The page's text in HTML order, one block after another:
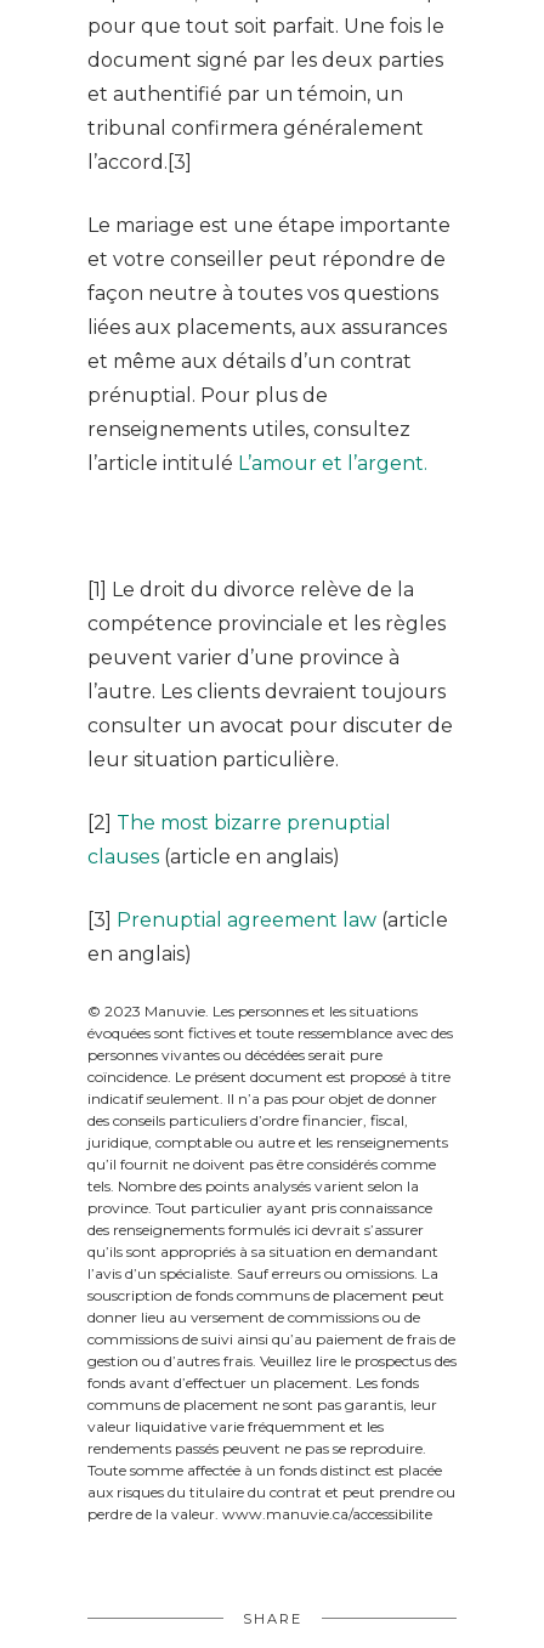
pour que tout soit parfait. Une fois le
document signé par les deux parties
et authentifié par un témoin, un
tribunal confirmera généralement
l’accord.[3]
Le mariage est une étape importante
et votre conseiller peut répondre de
façon neutre à toutes vos questions
liées aux placements, aux assurances
et même aux détails d’un contrat
prénuptial. Pour plus de
renseignements utiles, consultez
l’article intitulé L’amour et l’argent.
[1] Le droit du divorce relève de la
compétence provinciale et les règles
peuvent varier d’une province à
l’autre. Les clients devraient toujours
consulter un avocat pour discuter de
leur situation particulière.
[2] The most bizarre prenuptial
clauses (article en anglais)
[3] Prenuptial agreement law (article
en anglais)
© 2023 Manuvie. Les personnes et les situations
évoquées sont fictives et toute ressemblance avec des
personnes vivantes ou décédées serait pure
coïncidence. Le présent document est proposé à titre
indicatif seulement. Il n’a pas pour objet de donner
des conseils particuliers d’ordre financier, fiscal,
juridique, comptable ou autre et les renseignements
qu’il fournit ne doivent pas être considérés comme
tels. Nombre des points analysés varient selon la
province. Tout particulier ayant pris connaissance
des renseignements formulés ici devrait s’assurer
qu’ils sont appropriés à sa situation en demandant
l’avis d’un spécialiste. Sauf erreurs ou omissions. La
souscription de fonds communs de placement peut
donner lieu au versement de commissions ou de
commissions de suivi ainsi qu’au paiement de frais de
gestion ou d’autres frais. Veuillez lire le prospectus des
fonds avant d’effectuer un placement. Les fonds
communs de placement ne sont pas garantis, leur
valeur liquidative varie fréquemment et les
rendements passés peuvent ne pas se reproduire.
Toute somme affectée à un fonds distinct est placée
aux risques du titulaire du contrat et peut prendre ou
perdre de la valeur. www.manuvie.ca/accessibilite
SHARE